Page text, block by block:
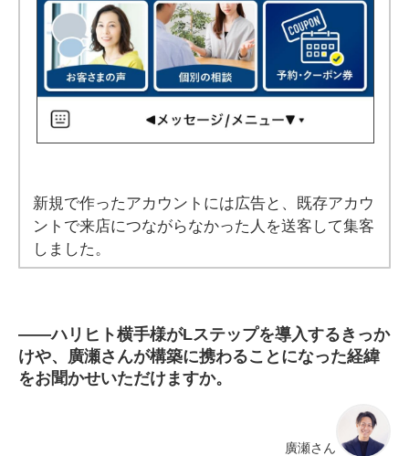
新規で作ったアカウントには広告と、既存アカウ
ントで来店につながらなかった人を送客して集客
しました。
――ハリヒト横手様がLステップを導入するきっか
けや、廣瀬さんが構築に携わることになった経緯
をお聞かせいただけますか。
廣瀬さん